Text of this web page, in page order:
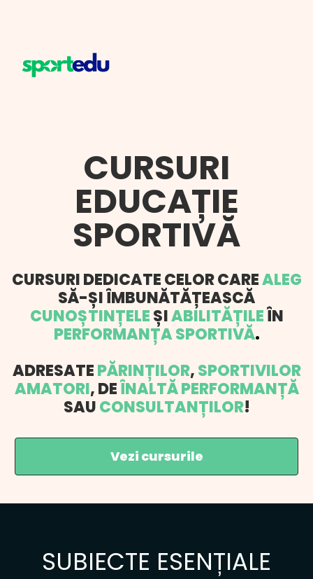
CURSURI
EDUCAȚIE
SPORTIVĂ
CURSURI DEDICATE CELOR CAREALEG
SĂ-ȘI ÎMBUNĂTĂȚEASCĂ
CUNOȘTINȚELEȘIABILITĂȚILEÎN
PERFORMANȚA SPORTIVĂ.
ADRESATEPĂRINȚILOR,SPORTIVILOR
AMATORI, DEÎNALTĂ PERFORMANȚĂ
SAUCONSULTANȚILOR!
Vezi cursurile
SUBIECTE ESENȚIALE